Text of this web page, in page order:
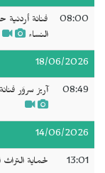
08:00
فنانة أردنية
النساء
18/06/2026
08:49 آريز سروَر
14/06/2026
13:01 لحماية